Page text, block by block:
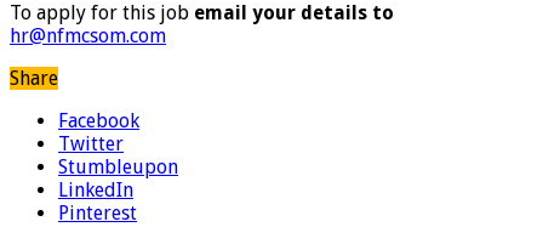
To apply for this job email your details to
hr@nfmcsom.com
Share
Facebook
Twitter
Stumbleupon
LinkedIn
Pinterest